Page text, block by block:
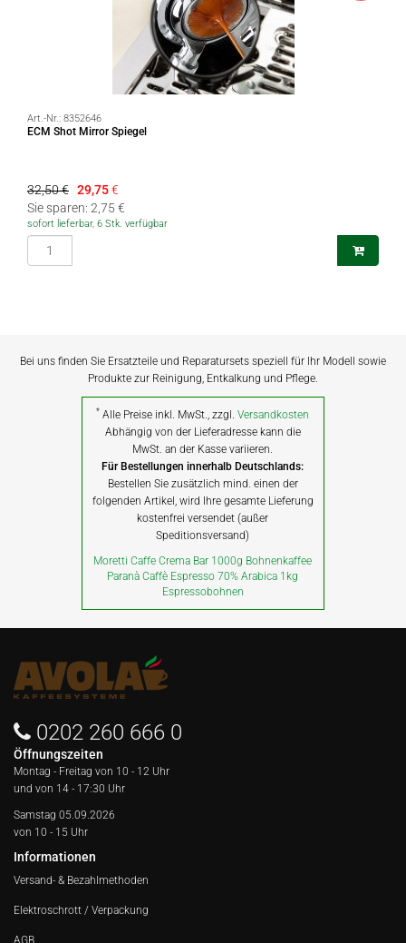
Art.-Nr.: 8352646
ECM Shot Mirror Spiegel
32,50 € 29,75€
Sie sparen: 2,75 €
sofort lieferbar, 6 Stk. verfügbar
Bei uns finden Sie Ersatzteile und Reparatursets speziell für Ihr Modell sowie
Produkte zur Reinigung, Entkalkung und Pflege.
* Alle Preise inkl. MwSt., zzgl.Versandkosten
Abhängig von der Lieferadresse kann die
MwSt. an der Kasse variieren.
Für Bestellungen innerhalb Deutschlands:
Bestellen Sie zusätzlich mind. einen der
folgenden Artikel, wird Ihre gesamte Lieferung
kostenfrei versendet (außer
Speditionsversand)
Moretti Caffe Crema Bar 1000g Bohnenkaffee
Paranà Caffè Espresso 70% Arabica 1kg
Espressobohnen
0202 260 666 0
Öffnungszeiten
Montag - Freitag von 10 - 12 Uhr
und von 14 - 17:30 Uhr
Samstag 05.09.2026
von 10 - 15 Uhr
Informationen
Versand- & Bezahlmethoden
Elektroschrott / Verpackung
AGB